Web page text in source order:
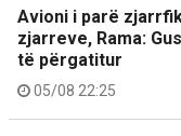
Avioni i parë
zjarreve, Rama:
të përgatitur
05/08 22:25